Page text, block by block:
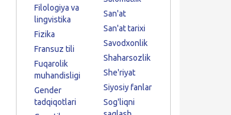
Filologiya va
lingvistika
Fizika
Fransuz tili
Fuqarolik
muhandisligi
Gender
tadqiqotlari
San'at
San'at tarixi
Savodxonlik
Shaharsozlik
She'riyat
Siyosiy fanlar
Sog'liqni